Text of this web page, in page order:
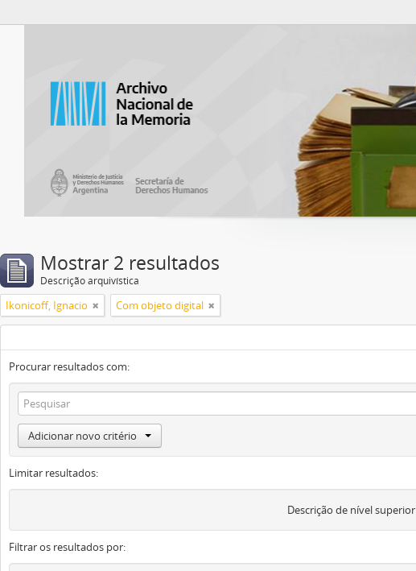
Mostrar 2 resultados
Descrição arquivística
Ikonicoff, Ignacio Com objeto digital
Procurar resultados com:
Adicionar novo critério
Limitar resultados:
Descrição de nível superior
Filtrar os resultados por: